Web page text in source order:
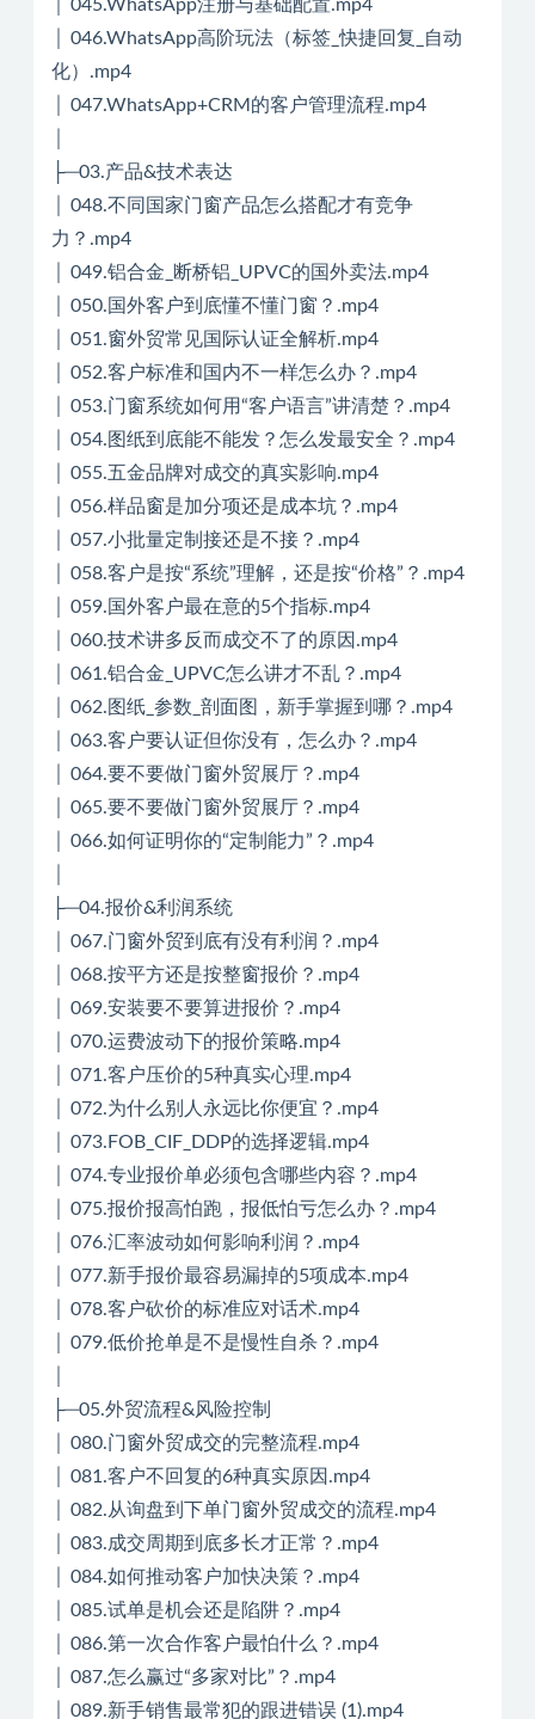
│ 045.WhatsApp注册与基础配置.mp4
│ 046.WhatsApp高阶玩法（标签_快捷回复_自动
化）.mp4
│ 047.WhatsApp+CRM的客户管理流程.mp4
├─03.产品&技术表达
│ 048.不同国家门窗产品怎么搭配才有竞争
力？.mp4
│ 049.铝合金_断桥铝_UPVC的国外卖法.mp4
│ 050.国外客户到底懂不懂门窗？.mp4
│ 051.窗外贸常见国际认证全解析.mp4
│ 052.客户标准和国内不一样怎么办？.mp4
│ 053.门窗系统如何用“客户语言”讲清楚？.mp4
│ 054.图纸到底能不能发？怎么发最安全？.mp4
│ 055.五金品牌对成交的真实影响.mp4
│ 056.样品窗是加分项还是成本坑？.mp4
│ 057.小批量定制接还是不接？.mp4
│ 058.客户是按“系统”理解，还是按“价格”？.mp4
│ 059.国外客户最在意的5个指标.mp4
│ 060.技术讲多反而成交不了的原因.mp4
│ 061.铝合金_UPVC怎么讲才不乱？.mp4
│ 062.图纸_参数_剖面图，新手掌握到哪？.mp4
│ 063.客户要认证但你没有，怎么办？.mp4
│ 064.要不要做门窗外贸展厅？.mp4
│ 065.要不要做门窗外贸展厅？.mp4
│ 066.如何证明你的“定制能力”？.mp4
├─04.报价&利润系统
│ 067.门窗外贸到底有没有利润？.mp4
│ 068.按平方还是按整窗报价？.mp4
│ 069.安装要不要算进报价？.mp4
│ 070.运费波动下的报价策略.mp4
│ 071.客户压价的5种真实心理.mp4
│ 072.为什么别人永远比你便宜？.mp4
│ 073.FOB_CIF_DDP的选择逻辑.mp4
│ 074.专业报价单必须包含哪些内容？.mp4
│ 075.报价报高怕跑，报低怕亏怎么办？.mp4
│ 076.汇率波动如何影响利润？.mp4
│ 077.新手报价最容易漏掉的5项成本.mp4
│ 078.客户砍价的标准应对话术.mp4
│ 079.低价抢单是不是慢性自杀？.mp4
├─05.外贸流程&风险控制
│ 080.门窗外贸成交的完整流程.mp4
│ 081.客户不回复的6种真实原因.mp4
│ 082.从询盘到下单门窗外贸成交的流程.mp4
│ 083.成交周期到底多长才正常？.mp4
│ 084.如何推动客户加快决策？.mp4
│ 085.试单是机会还是陷阱？.mp4
│ 086.第一次合作客户最怕什么？.mp4
│ 087.怎么赢过“多家对比”？.mp4
│ 089.新手销售最常犯的跟进错误 (1).mp4